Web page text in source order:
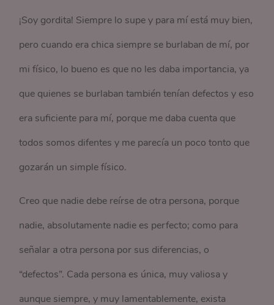
¡Soy gordita! Siempre lo supe y para mí está muy bien,
pero cuando era chica siempre se burlaban de mí, por
mi físico, lo bueno es que no les daba importancia, ya
que quienes se burlaban también tenían defectos y eso
era suficiente para mí, porque me daba cuenta que
todos somos difentes y me parecía un poco tonto que
gozarán un simple físico.
Creo que nadie debe reírse de otra persona, porque
nadie, absolutamente nadie es perfecto; como para
señalar a otra persona por sus diferencias, o
“defectos”. Cada persona es única, muy valiosa y
aunque siempre, y muy lamentablemente, exista